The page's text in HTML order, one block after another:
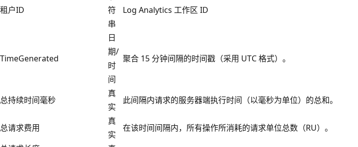
租户ID
符
串
Log Analytics 工作区 ID
TimeGenerated
日
期/
时
间
聚合 15 分钟间隔的时间戳（采用 UTC 格式）。
总持续时间毫秒
真
实
此间隔内请求的服务器端执行时间（以毫秒为单位）的总和。
总请求费用
真
实
在该时间间隔内，所有操作所消耗的请求单位总数（RU）。